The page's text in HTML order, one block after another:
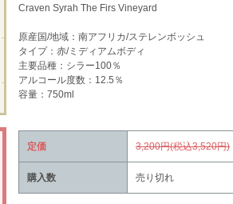
Craven Syrah The Firs Vineyard
原産国/地域：南アフリカ/ステレンボッシュ
タイプ：赤/ミディアムボディ
主要品種：シラー100％
アルコール度数：12.5％
容量：750ml
定価 3,200円(税込3,520円)
購入数 売り切れ